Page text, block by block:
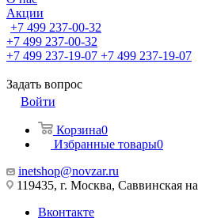
Акции
+7 499 237-00-32
+7 499 237-00-32
+7 499 237-19-07 +7 499 237-19-07
Задать вопрос
Войти
Корзина0
Избранные товары0
inetshop@novzar.ru
119435, г. Москва, Саввинская
Вконтакте